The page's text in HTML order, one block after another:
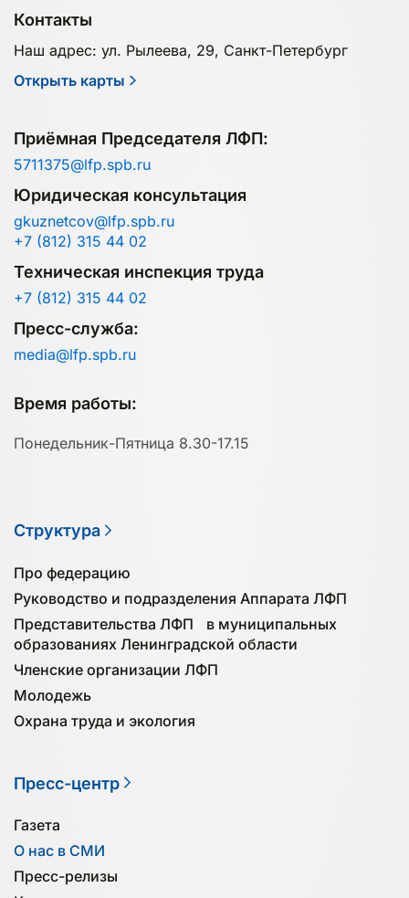
Контакты
Наш адрес: ул. Рылеева, 29, Санкт-Петербург
Открыть карты
Приёмная Председателя ЛФП:
5711375@lfp.spb.ru
Юридическая консультация
gkuznetcov@lfp.spb.ru
+7 (812) 315 44 02
Техническая инспекция труда
+7 (812) 315 44 02
Пресс-служба:
media@lfp.spb.ru
Время работы:
Понедельник-Пятница 8.30-17.15
Структура
Про федерацию
Руководство и подразделения Аппарата ЛФП
Представительства ЛФП в муниципальных
образованиях Ленинградской области
Членские организации ЛФП
Молодежь
Охрана труда и экология
Пресс-центр
Газета
О нас в СМИ
Пресс-релизы